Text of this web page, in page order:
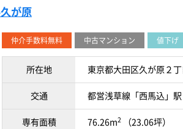
が原
仲介手数料無料 中古マンション 値下げ
所在地 東京都大田区久が原２丁
交通 都営浅草線「西馬込」
専有面積 76.26m2 （23.06坪）